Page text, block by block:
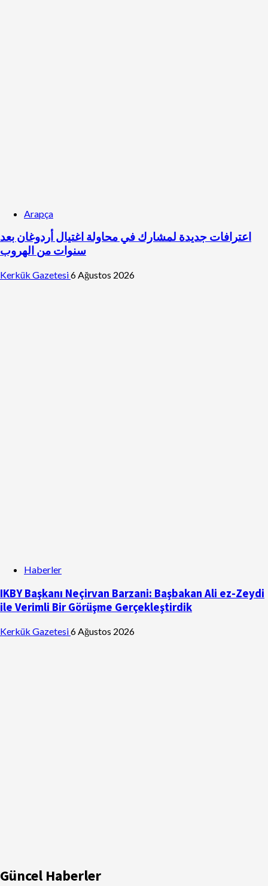
Arapça
اعترافات جديدة لمشارك في محاولة اغتيال أردوغان بعد
سنوات من الهروب
Kerkük Gazetesi6 Ağustos 2026
Haberler
IKBY Başkanı Neçirvan Barzani: Başbakan Ali ez-Zeydi
ile Verimli Bir Görüşme Gerçekleştirdik
Kerkük Gazetesi6 Ağustos 2026
Güncel Haberler